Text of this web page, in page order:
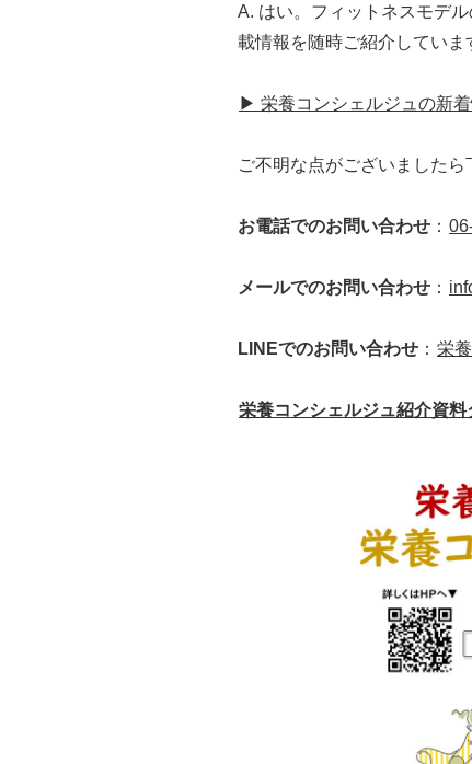
A. はい。フィットネスモデ
載情報を随時ご紹介していま
▶ 栄養コンシェルジュの新着
ご不明な点がございました
お電話でのお問い合わせ ：
メールでのお問い合わせ ：
LINEでのお問い合わせ ： 栄
栄養コンシェルジュ紹介資